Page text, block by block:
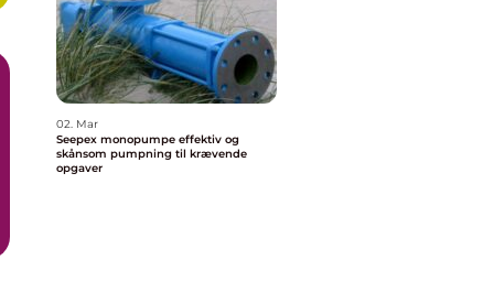
02. Mar
Seepex monopumpe effektiv og
skånsom pumpning til krævende
opgaver